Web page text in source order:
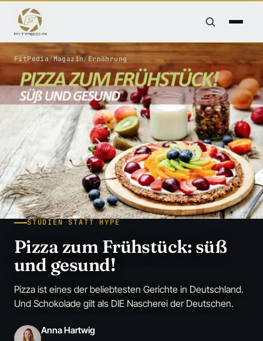
FitPedia/Magazin/Ernährung
STUDIEN STATT HYPE
Pizza zum Frühstück: süß
und gesund!
Pizza ist eines der beliebtesten Gerichte in Deutschland.
Und Schokolade gilt als DIE Nascherei der Deutschen.
Anna Hartwig